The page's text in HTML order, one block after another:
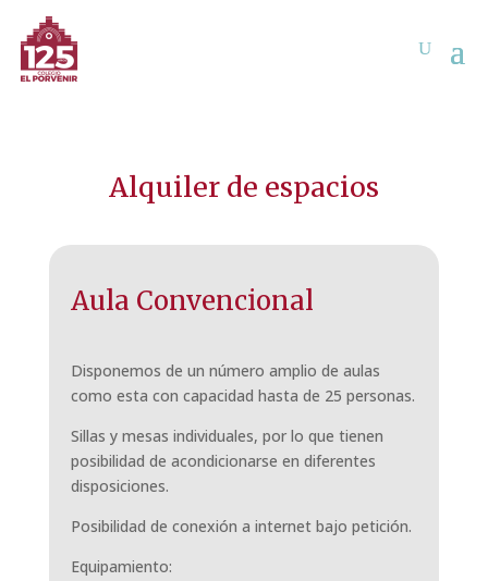
Alquiler de espacios
Aula Convencional
Disponemos de un número amplio de aulas
como esta con capacidad hasta de 25 personas.
Sillas y mesas individuales, por lo que tienen
posibilidad de acondicionarse en diferentes
disposiciones.
Posibilidad de conexión a internet bajo petición.
Equipamiento: